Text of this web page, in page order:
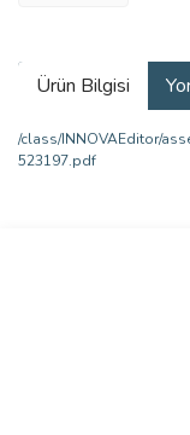
Ürün Bilgisi
/class/INNOVAEditor/
523197.pdf
Ürün resmi
Ürün
Ürün bilgilerinde